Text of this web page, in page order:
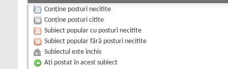
Conține posturi necitite
Conține posturi citite
Subiect popular cu posturi necitite
Subiect popular fără posturi necitite
Subiectul este închis
Aţi postat în acest subiect